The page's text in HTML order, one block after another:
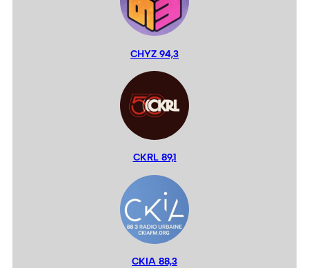
CHYZ 94,3
CKRL 89,1
CKIA 88,3